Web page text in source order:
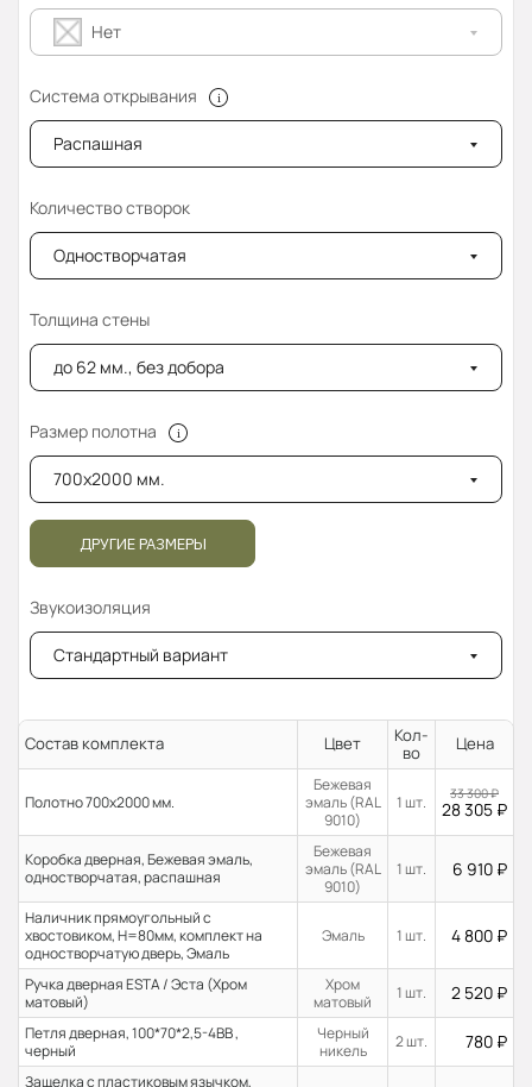
Нет
Система открывания
Распашная
Количество створок
Одностворчатая
Толщина стены
до 62 мм., без добора
Размер полотна
700x2000 мм.
ДРУГИЕ РАЗМЕРЫ
Звукоизоляция
Стандартный вариант
Состав комплекта Цвет
Кол-
во
Цена
Полотно 700x2000 мм.
Бежевая
эмаль (RAL
9010)
1 шт. 33 300₽
28 305 ₽
Коробка дверная, Бежевая эмаль,
одностворчатая, распашная
Бежевая
эмаль (RAL
9010)
1 шт. 6 910 ₽
Наличник прямоугольный с
хвостовиком, H=80мм, комплект на
одностворчатую дверь, Эмаль
Эмаль 1 шт. 4 800 ₽
Ручка дверная ESTA / Эста (Хром
матовый)
Хром
матовый
1 шт. 2 520 ₽
Петля дверная, 100*70*2,5-4ВВ ,
черный
Черный
никель
2 шт. 780 ₽
Защелка с пластиковым язычком,